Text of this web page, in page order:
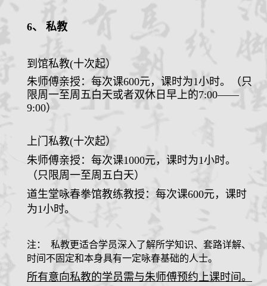
6、 私教
到馆私教(十次起）
朱师傅亲授：每次课600元，课时为1小时。（只
限周一至周五白天或者双休日早上的7:00——
9:00）
上门私教(十次起）
朱师傅亲授：每次课1000元，课时为1小时。
（只限周一至周五白天）
道生堂咏春拳馆教练教授：每次课600元，课时
为1小时。
注： 私教更适合学员深入了解所学知识、套路详解、
时间不固定和本身具有一定咏春基础的人士。
所有意向私教的学员需与朱师傅预约上课时间。